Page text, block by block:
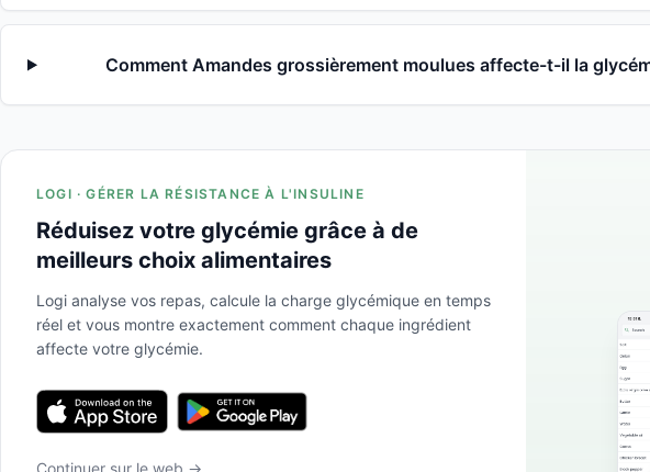
Comment Amandes grossièrement moulues affecte-t-il la
LOGI · GÉRER LA RÉSISTANCE À L'INSULINE
Réduisez votre glycémie grâce à de
meilleurs choix alimentaires
Logi analyse vos repas, calcule la charge glycémique en temps
réel et vous montre exactement comment chaque ingrédient
affecte votre glycémie.